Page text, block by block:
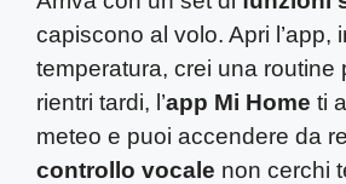
capiscono al volo. Apri l’app,
temperatura, crei una routine
rientri tardi, l’app Mi Home ti
meteo e puoi accendere da
controllo vocale non cerchi